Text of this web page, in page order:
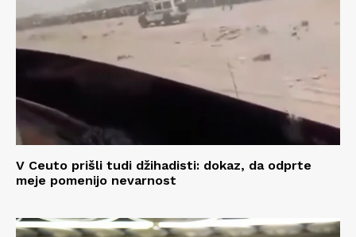
V Ceuto prišli tudi džihadisti: dokaz, da odprte
meje pomenijo nevarnost